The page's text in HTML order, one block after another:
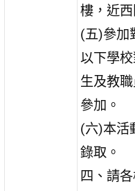
樓，近西
(五)參加
以下學
生及教
參加。
(六)本活
錄取。
四、請